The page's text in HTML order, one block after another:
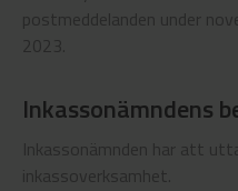
postmeddelanden under
2023.
Inkassonämndens
Inkassonämnden har att
inkassoverksamhet.